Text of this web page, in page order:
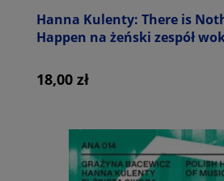
Hanna Kulenty: There is
Happen na żeński zespół
18,00 zł